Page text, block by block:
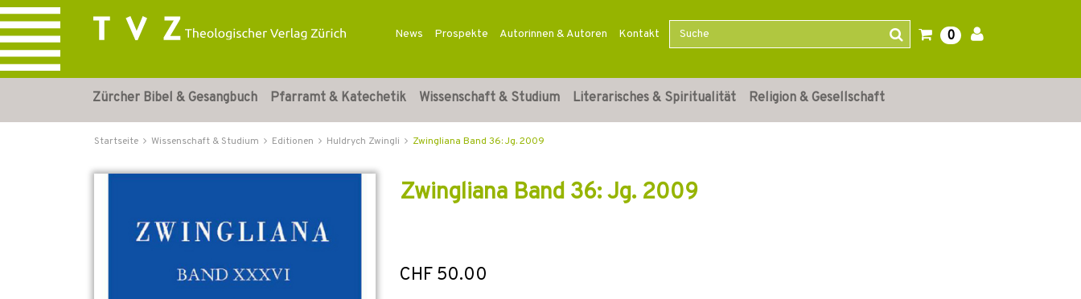
News Prospekte Autorinnen & Autoren Kontakt 0
Zürcher Bibel & Gesangbuch Pfarramt & Katechetik Wissenschaft & Studium Literarisches & Spiritualität Religion & Gesellschaft
Startseite Wissenschaft & Studium Editionen Huldrych Zwingli Zwingliana Band 36: Jg. 2009
Zwingliana Band 36: Jg. 2009
CHF 50.00